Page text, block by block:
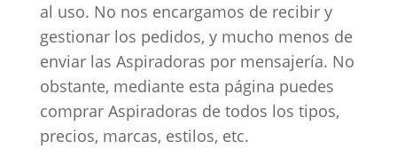
al uso. No nos encargamos de recibir y
gestionar los pedidos, y mucho menos de
enviar las Aspiradoras por mensajería. No
obstante, mediante esta página puedes
comprar Aspiradoras de todos los tipos,
precios, marcas, estilos, etc.